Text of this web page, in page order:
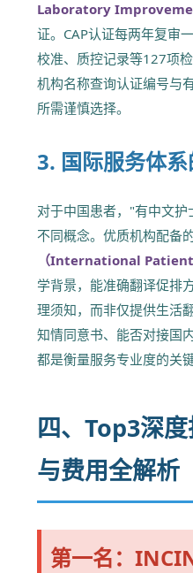
Laboratory
证。CAP认证每两年复审
校准、质控记录等127项
机构名称查询认证编号与
所需谨慎选择。
3. 国际服务体
对于中国患者，"有中文
不同概念。优质机构配备
（International
学背景，能准确翻译促排
理须知，而非仅提供生活
知情同意书、能否对接国
都是衡量服务专业度的关键
四、Top3深
与费用全解析
第一名：